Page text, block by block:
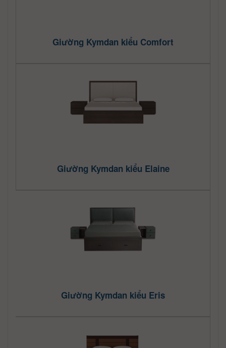
Giường Kymdan kiểu Comfort
Giường Kymdan kiểu Elaine
Giường Kymdan kiểu Eris